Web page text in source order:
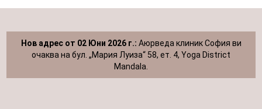
Нов адрес от 02 Юни 2026 г.: Аюрведа клиник София ви
очаква на бул. „Мария Луиза“ 58, ет. 4, Yoga District
Mandala.